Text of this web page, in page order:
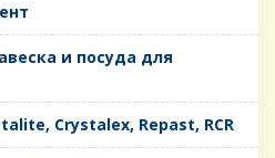
и посуда для
Crystalex, Repast, RCR